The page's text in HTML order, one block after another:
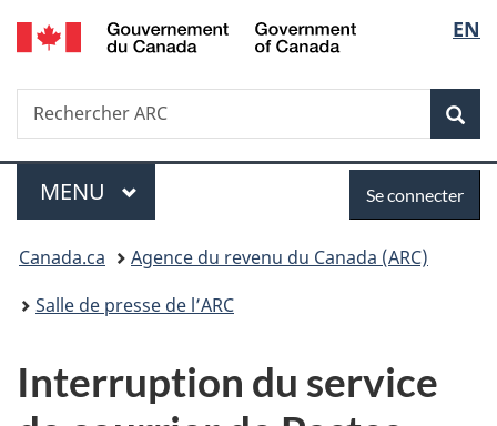
Passer
au
Passer
à
du
Passer
à
simplifiée
de
la
EN
Recherche
Rechercher
ARC
Menu
MENU PRINCIPAL
connecter
Se connecter
Vous
êtes
Canada.ca
Agence du revenu du Canada (ARC)
Salle de presse de l’ARC
Interruption du service